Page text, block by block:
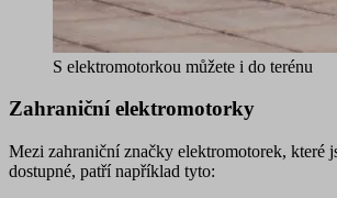
S elektromotorkou můžete i do terénu
Zahraniční elektromotorky
Mezi zahraniční značky elektromotorek, které
dostupné, patří například tyto: